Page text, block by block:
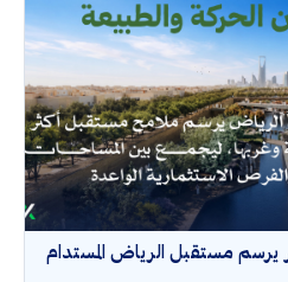
يرسم مستقبل الرياض المستدام